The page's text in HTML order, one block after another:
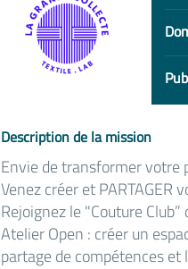
Description de la mission
Envie de transformer votre
Venez créer et PARTAGER
Rejoignez le "Couture
Atelier Open : créer un
partage de compétences